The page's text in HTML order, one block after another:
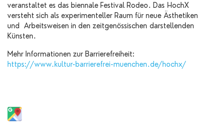
veranstaltet es das biennale Festival Rodeo. Das HochX
versteht sich als experimenteller Raum für neue Ästhetiken
und Arbeitsweisen in den zeitgenössischen darstellenden
Künsten.
Mehr Informationen zur Barrierefreiheit:
https://www.kultur-barrierefrei-muenchen.de/hochx/